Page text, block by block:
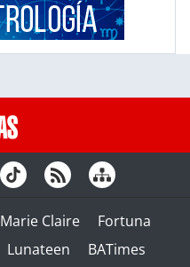
Marie Claire
Fortuna
Lunateen BATimes